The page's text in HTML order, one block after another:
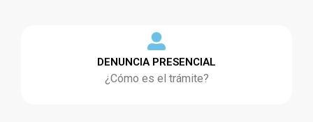
DENUNCIA PRESENCIAL
¿Cómo es el trámite?